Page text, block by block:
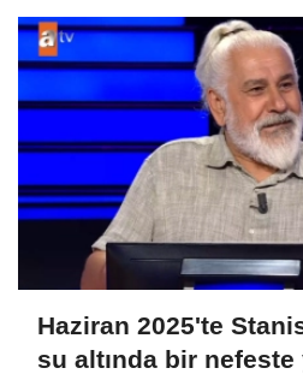
Haziran 2025'te
su altında bir nefeste